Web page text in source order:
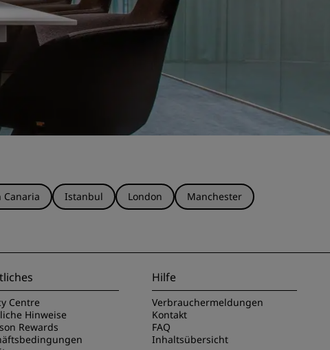
Canaria Istanbul London
Manchester
Centre
Hinweise
Rewards
Hilfe
Verbrauchermeldungen
Kontakt
FAQ
Inhaltsübersicht